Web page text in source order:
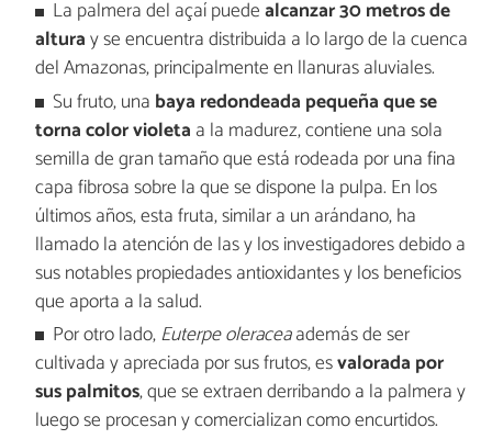
La palmera del açaí puedealcanzar 30 metros de
alturay se encuentra distribuida a lo largo de la cuenca
del Amazonas, principalmente en llanuras aluviales.
Su fruto, una baya redondeada pequeña que se
torna color violeta a la madurez, contiene una sola
semilla de gran tamaño que está rodeada por una fina
capa fibrosa sobre la que se dispone la pulpa. En los
últimos años, esta fruta, similar a un arándano, ha
llamado la atención de las y los investigadores debido a
sus notables propiedades antioxidantes y los beneficios
que aporta a la salud.
Por otro lado,Euterpe oleraceaademás de ser
cultivada y apreciada por sus frutos, esvalorada por
sus palmitos, que se extraen derribando a la palmera y
luego se procesan y comercializan como encurtidos.